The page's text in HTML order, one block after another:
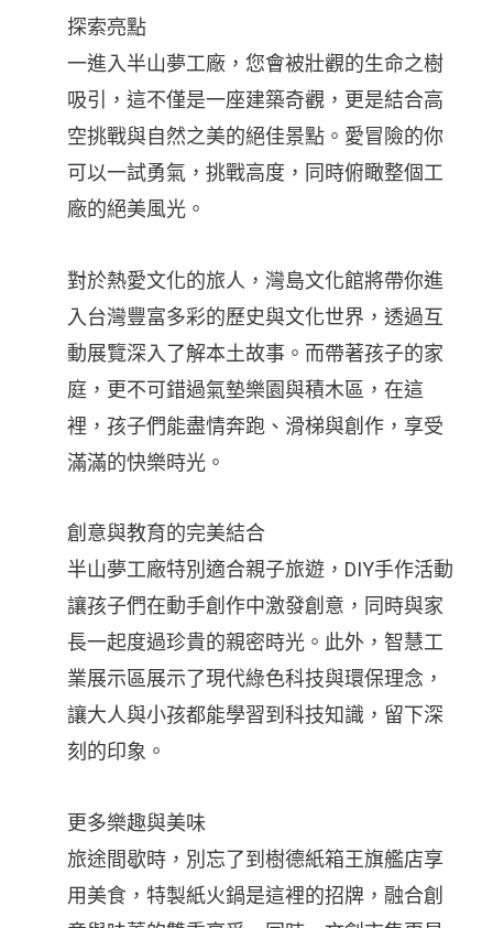
探索亮點
一進入半山夢工廠，您會被壯觀的生命之樹
吸引，這不僅是一座建築奇觀，更是結合高
空挑戰與自然之美的絕佳景點。愛冒險的你
可以一試勇氣，挑戰高度，同時俯瞰整個工
廠的絕美風光。
對於熱愛文化的旅人，灣島文化館將帶你進
入台灣豐富多彩的歷史與文化世界，透過互
動展覽深入了解本土故事。而帶著孩子的家
庭，更不可錯過氣墊樂園與積木區，在這
裡，孩子們能盡情奔跑、滑梯與創作，享受
滿滿的快樂時光。
創意與教育的完美結合
半山夢工廠特別適合親子旅遊，DIY手作活動
讓孩子們在動手創作中激發創意，同時與家
長一起度過珍貴的親密時光。此外，智慧工
業展示區展示了現代綠色科技與環保理念，
讓大人與小孩都能學習到科技知識，留下深
刻的印象。
更多樂趣與美味
旅途間歇時，別忘了到樹德紙箱王旗艦店享
用美食，特製紙火鍋是這裡的招牌，融合創